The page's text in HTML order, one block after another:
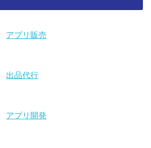
アプリ販売
出品代行
アプリ開発